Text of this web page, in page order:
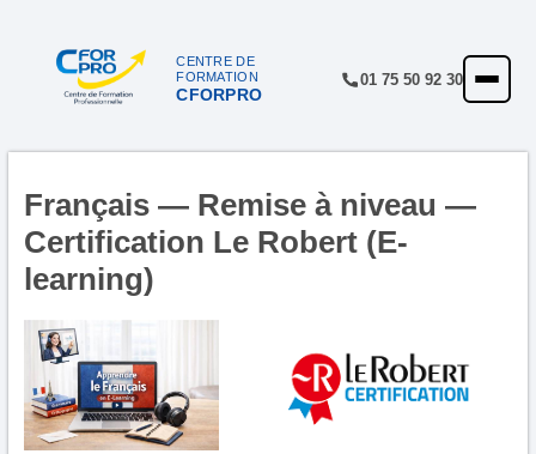
CENTRE DE
FORMATION
CFORPRO
01 75 50 92 30
ACCUEIL
CENTRE
NOTRE OFFRE
RÉFÉRENCES
Français — Remise à niveau —
Certification Le Robert (E-
learning)